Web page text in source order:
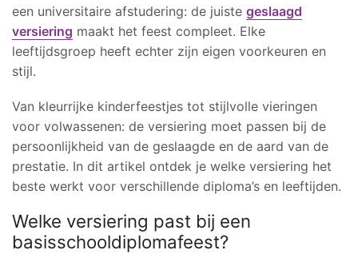
een universitaire afstudering: de juiste geslaagd
versiering maakt het feest compleet. Elke
leeftijdsgroep heeft echter zijn eigen voorkeuren en
stijl.
Van kleurrijke kinderfeestjes tot stijlvolle vieringen
voor volwassenen: de versiering moet passen bij de
persoonlijkheid van de geslaagde en de aard van de
prestatie. In dit artikel ontdek je welke versiering het
beste werkt voor verschillende diploma’s en leeftijden.
Welke versiering past bij een
basisschooldiplomafeest?